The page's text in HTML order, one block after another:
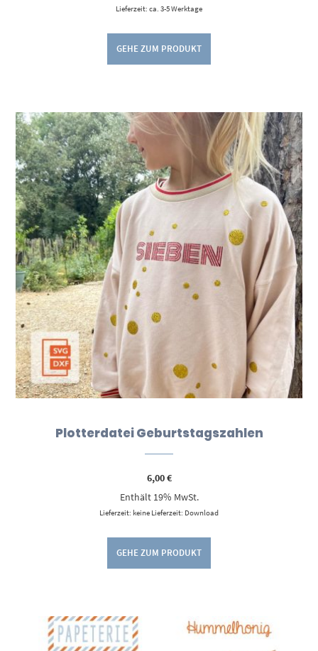
Lieferzeit: ca. 3-5 Werktage
GEHE ZUM PRODUKT
Plotterdatei Geburtstagszahlen
6,00€
Enthält 19% MwSt.
Lieferzeit: keine Lieferzeit: Download
GEHE ZUM PRODUKT